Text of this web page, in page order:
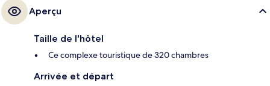
Aperçu
Taille de l'hôtel
Ce complexe touristique de 320 chambres
Arrivée et départ